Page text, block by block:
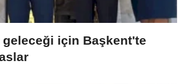
geleceği için Başkent'te